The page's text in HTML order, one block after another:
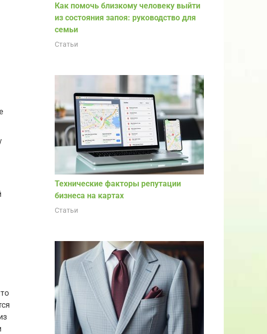
Как помочь близкому человеку выйти
из состояния запоя: руководство для
семьи
Статьи
Технические факторы репутации
бизнеса на картах
Статьи